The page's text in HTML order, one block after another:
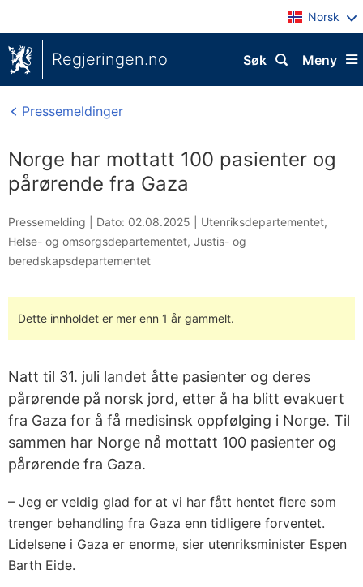
Norsk
Regjeringen.no Meny
Søk
Pressemeldinger
Norge har mottatt 100 pasienter og
pårørende fra Gaza
Pressemelding | Dato: 02.08.2025 Utenriksdepartementet,
Helse- og omsorgsdepartementet, Justis- og
beredskapsdepartementet
Dette innholdet er mer enn 1 år gammelt.
Natt til 31. juli landet åtte pasienter og deres
pårørende på norsk jord, etter å ha blitt evakuert
fra Gaza for å få medisinsk oppfølging i Norge. Til
sammen har Norge nå mottatt 100 pasienter og
pårørende fra Gaza.
– Jeg er veldig glad for at vi har fått hentet flere som
trenger behandling fra Gaza enn tidligere forventet.
Lidelsene i Gaza er enorme, sier utenriksminister Espen
Barth Eide.